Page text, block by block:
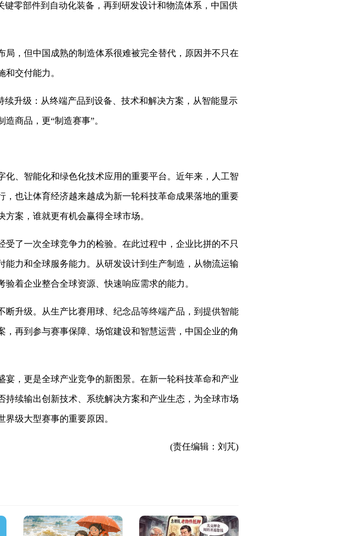
零部件到自动化装备，再到研发设计和物流体系，中国供
局，但中国成熟的制造体系很难被完全替代，原因并不只在
交付能力。
升级：从终端产品到设备、技术和解决方案，从智能显示
商品，更“制造赛事”。
化、智能化和绿色化技术应用的重要平台。近年来，人工智
也让体育经济越来越成为新一轮科技革命成果落地的重要
案，谁就更有机会赢得全球市场。
了一次全球竞争力的检验。在此过程中，企业比拼的不只
力和全球服务能力。从研发设计到生产制造，从物流运输
着企业整合全球资源、快速响应需求的能力。
升级。从生产比赛用球、纪念品等终端产品，到提供智能
再到参与赛事保障、场馆建设和智慧运营，中国企业的角
，更是全球产业竞争的新图景。在新一轮科技革命和产业
续输出创新技术、系统解决方案和产业生态，为全球市场
界级大型赛事的重要原因。
(责任编辑：刘芃)